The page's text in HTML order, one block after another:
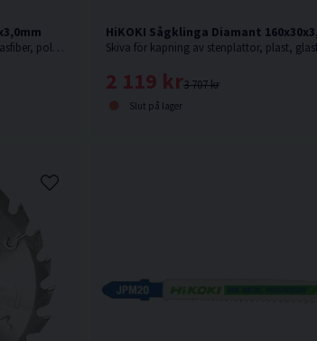
Skiva för kapning av stenplattor, plast, glasfiber, polyesterbaserade produkter, glasfiberarmerad polyester, etc.
HiKOKI Sågklinga Diamant
3 707 kr
2 119 kr
Slut på lager